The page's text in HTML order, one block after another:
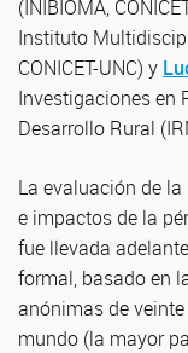
(INIBIOMA,
Instituto
CONICET-UNC) y
Investigaciones en
Desarrollo Rural
La evaluación de
e impactos de la
fue llevada
formal, basado en
anónimas de
mundo (la mayor